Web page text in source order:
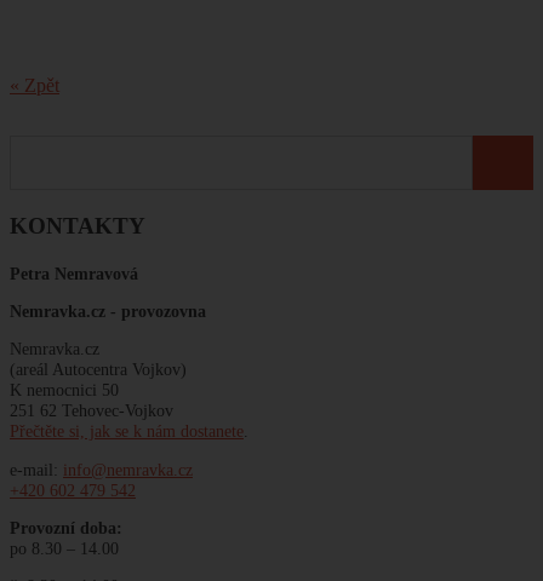
KONTAKTY
Petra Nemravová
Nemravka.cz - provozovna
Nemravka.cz
(areál Autocentra Vojkov)
K nemocnici 50
251 62 Tehovec-Vojkov
Přečtěte si, jak se k nám dostanete.
e-mail: info@nemravka.cz
+420 602 479 542
Provozní doba:
po 8.30 – 14.00
« Zpět